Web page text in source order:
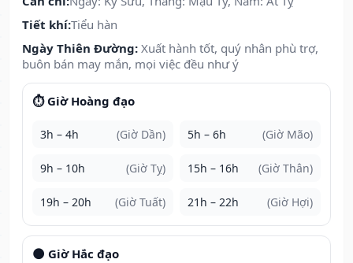
Tiết khí:Tiểu hàn
Ngày Thiên Đường: Xuất hành tốt, quý nhân phù trợ,
buôn bán may mắn, mọi việc đều như ý
⏱️ Giờ Hoàng đạo
3h – 4h (Giờ Dần) 5h – 6h (Giờ Mão)
9h – 10h (Giờ Tỵ) 15h – 16h (Giờ Thân)
19h – 20h (Giờ Tuất) 21h – 22h (Giờ Hợi)
🌑 Giờ Hắc đạo